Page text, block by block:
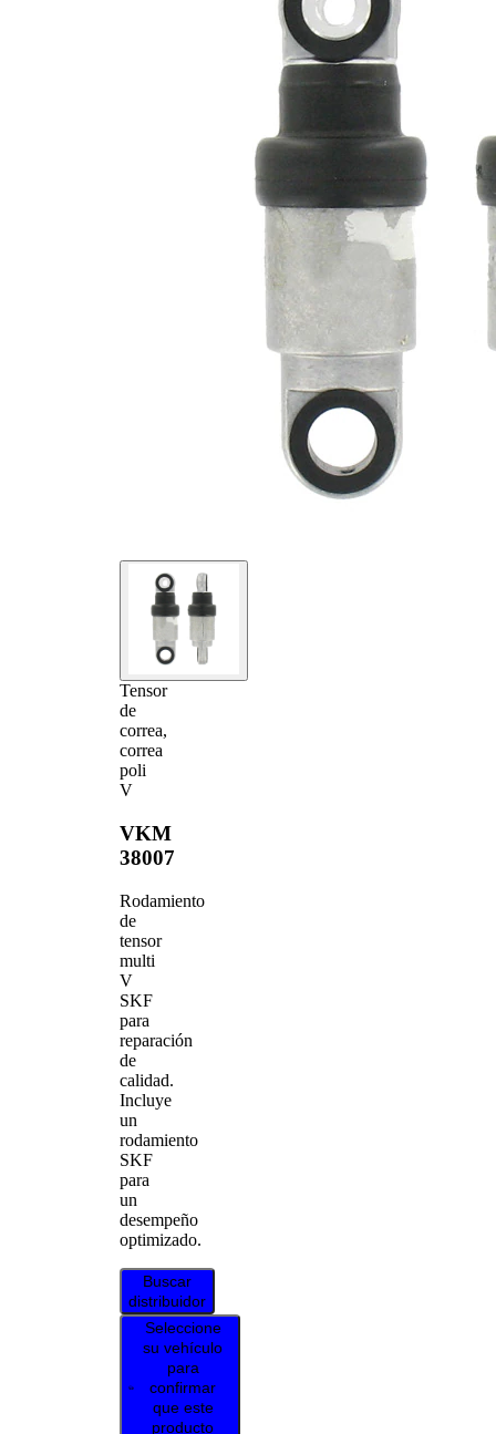
Tensor
de
correa,
correa
poli
V
VKM
38007
Rodamiento
de
tensor
multi
V
SKF
para
reparación
de
calidad.
Incluye
un
rodamiento
SKF
para
un
desempeño
optimizado.
Buscar
distribuidor
Seleccione
su vehículo
para
confirmar
que este
producto